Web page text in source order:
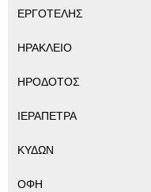
ΕΡΓΟΤΕΛΗΣ
ΗΡΑΚΛΕΙΟ
ΗΡΟΔΟΤΟΣ
ΙΕΡΑΠΕΤΡΑ
ΚΥΔΩΝ
ΟΦΗ